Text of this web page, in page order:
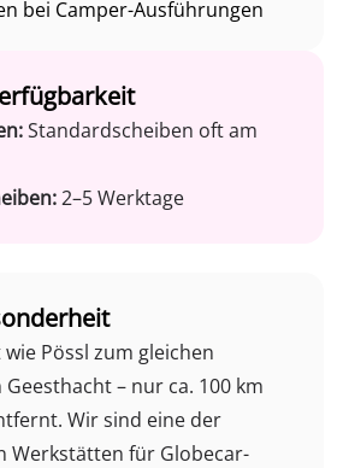
bei Camper-Ausführungen
Standardscheiben oft am
2–5 Werktage
Pössl zum gleichen
– nur ca. 100 km
Wir sind eine der
Werkstätten für Globecar-